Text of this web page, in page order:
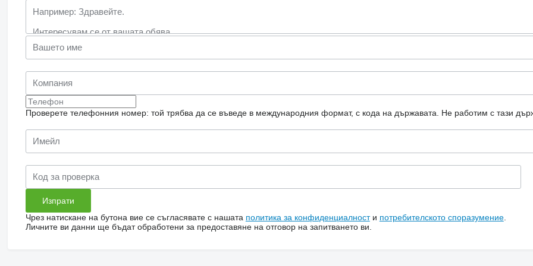
Проверете телефонния номер: той трябва да се въведе в международния формат, с кода на държавата. Не работим с тази
Чрез натискане на бутона вие се съгласявате с нашата политика за конфиденциалности потребителското споразумение.
Личните ви данни ще бъдат обработени за предоставяне на отговор на запитването ви.